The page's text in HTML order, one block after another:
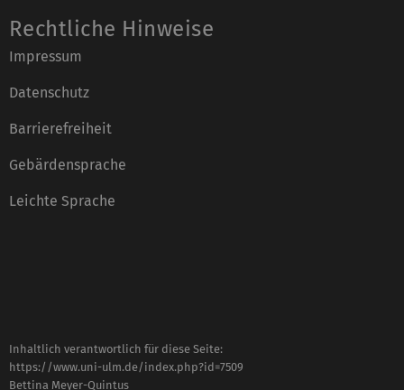
Rechtliche Hinweise
Impressum
Datenschutz
Barrierefreiheit
Gebärdensprache
Leichte Sprache
Inhaltlich verantwortlich für diese Seite:
https://www.uni-ulm.de/index.php?id=7509
Bettina Meyer-Quintus